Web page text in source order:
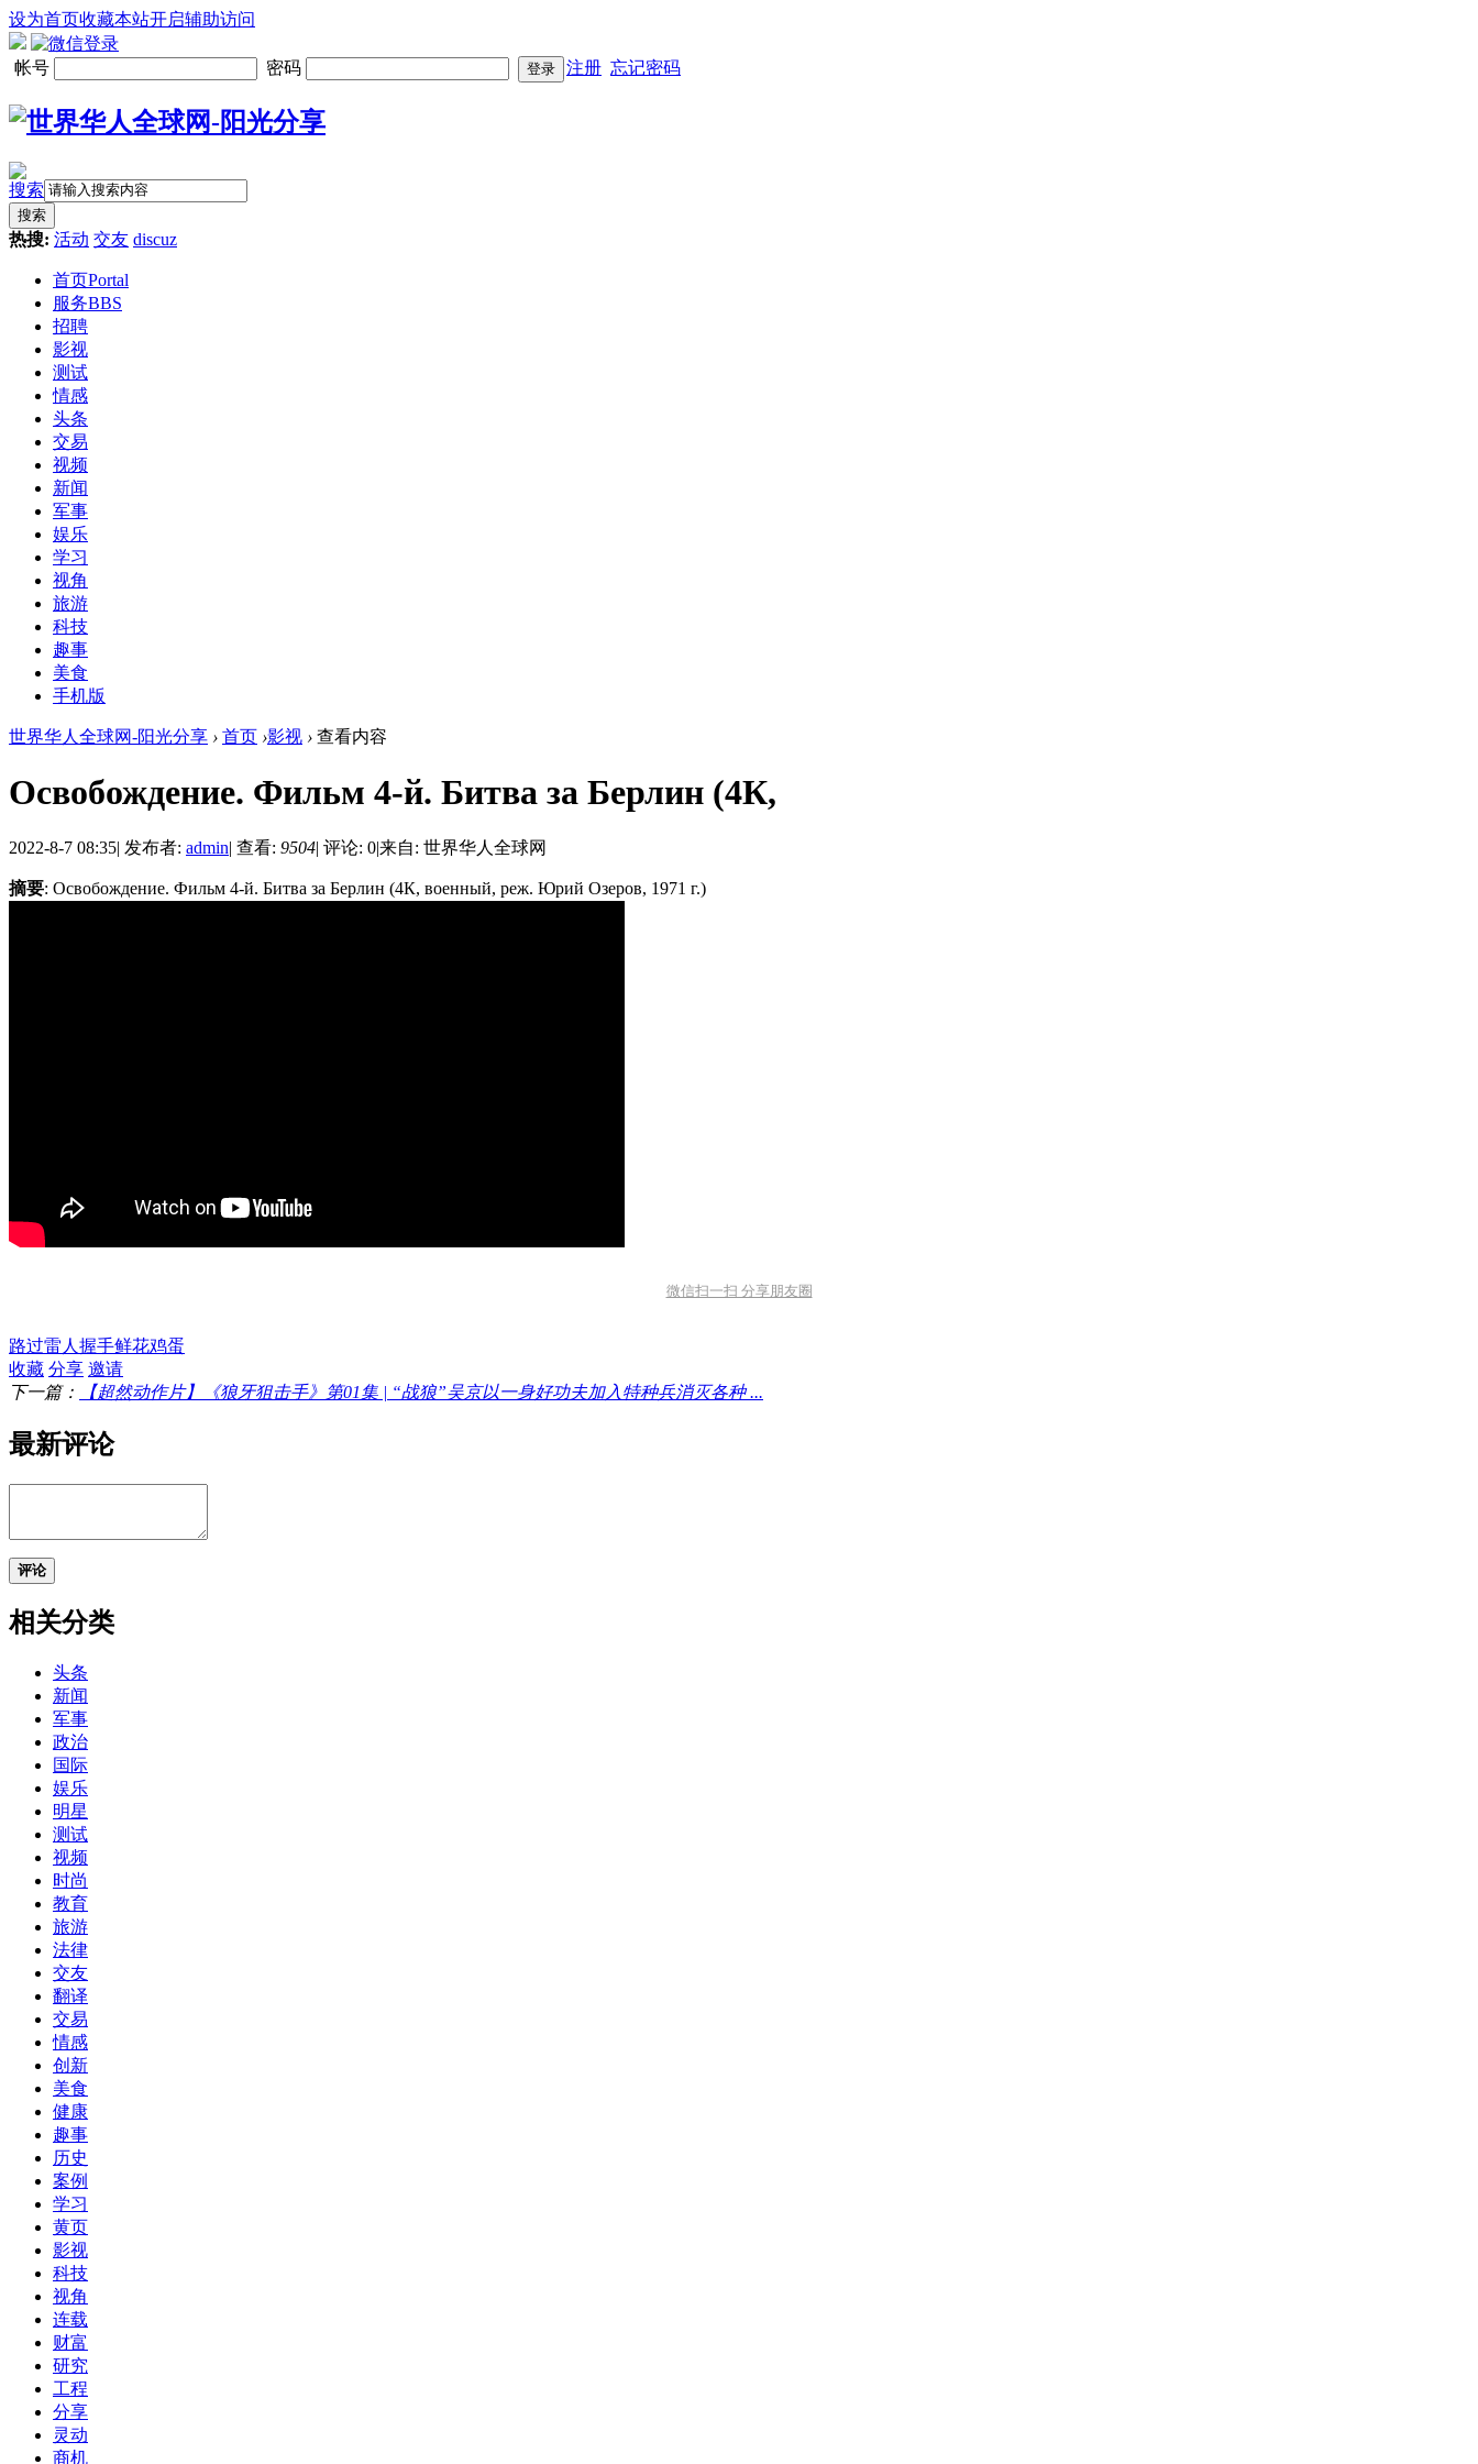
设为首页收藏本站开启辅助访问
帐号 密码 登录 注册 忘记密码
搜索
搜索
热搜: 活动 交友 discuz
首页Portal
服务BBS
招聘
影视
测试
情感
头条
交易
视频
新闻
军事
娱乐
学习
视角
旅游
科技
趣事
美食
手机版
世界华人全球网-阳光分享 › 首页 ›影视 › 查看内容
Освобождение. Фильм 4-й. Битва за Берлин (4К,
2022-8-7 08:35| 发布者: admin| 查看: 9504| 评论: 0|来自: 世界华人全球网
摘要: Освобождение. Фильм 4-й. Битва за Берлин (4К, военный, реж. Юрий Озеров, 1971 г.)
微信扫一扫 分享朋友圈
路过雷人 握手鲜花鸡蛋
收藏 分享 邀请
下一篇：
【超然动作片】《狼牙狙击手》第01集 | “战狼”吴京以一身好功夫加入特种兵消灭各种 ...
最新评论
评论
相关分类
头条
新闻
军事
政治
国际
娱乐
明星
测试
视频
时尚
教育
旅游
法律
交友
翻译
交易
情感
创新
美食
健康
趣事
历史
案例
学习
黄页
影视
科技
视角
连载
财富
研究
工程
分享
灵动
商机